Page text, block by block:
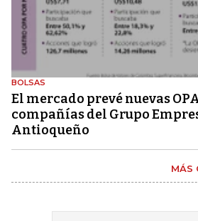
BOLSAS
El mercado prevé nuevas
compañías del Grupo
Antioqueño
MÁS